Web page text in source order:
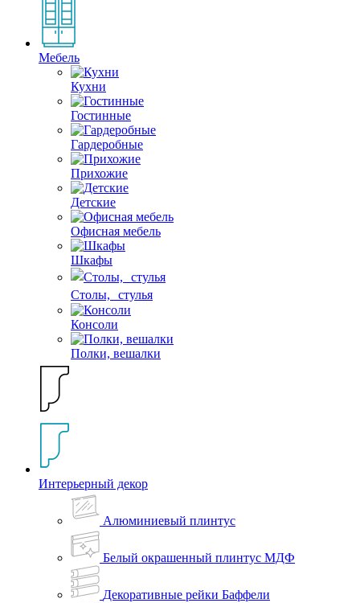
Мебель
Кухни
Гостинные
Гардеробные
Прихожие
Детские
Офисная мебель
Шкафы
Столы, стулья
Консоли
Полки, вешалки
Интерьерный декор
Алюминиевый плинтус
Белый окрашенный плинтус МДФ
Декоративные рейки Баффели